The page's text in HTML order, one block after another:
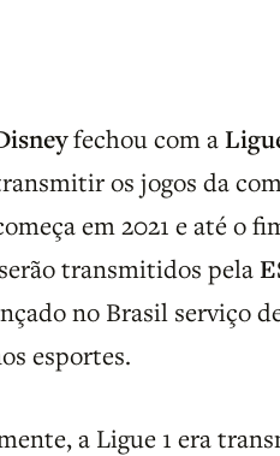
fechou com a
os jogos da
em 2021 e até o
transmitidos pela
no Brasil serviço
esportes.
a Ligue 1 era